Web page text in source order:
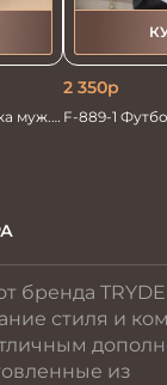
муж.
2 350р
F-889-1
бренда
стиля и
из